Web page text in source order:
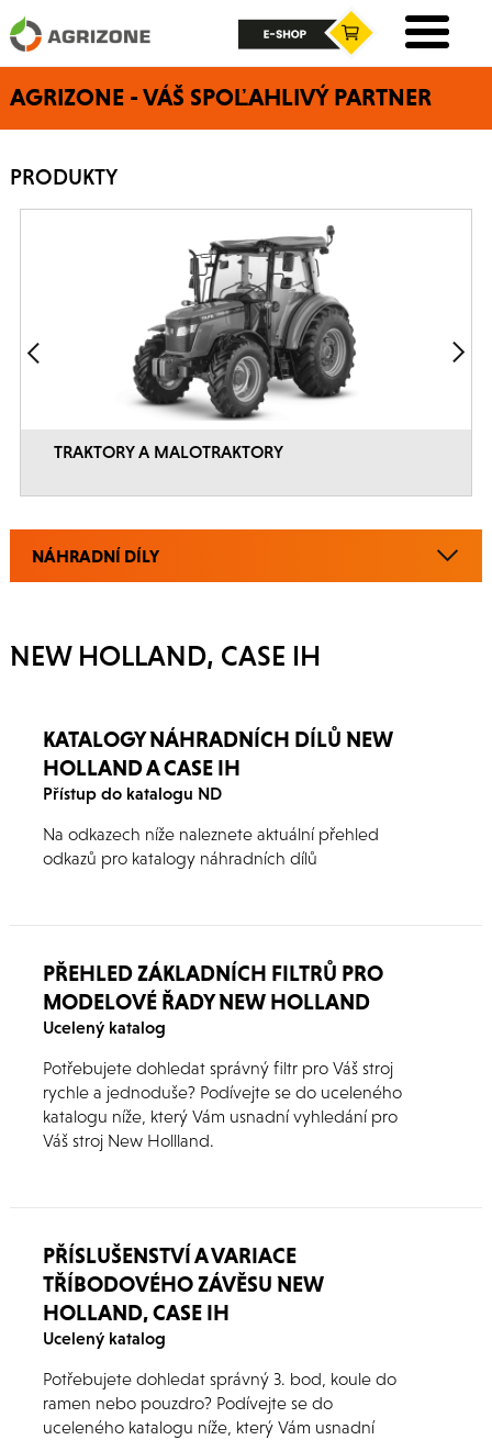
AGRIZONE - VÁŠ SPOĽAHLIVÝ PARTNER
PRODUKTY
TRAKTORY A MALOTRAKTORY
NÁHRADNÍ DÍLY
NEW HOLLAND, CASE IH
KATALOGY NÁHRADNÍCH DÍLŮ NEW
HOLLAND A CASE IH
Přístup do katalogu ND
Na odkazech níže naleznete aktuální přehled
odkazů pro katalogy náhradních dílů
PŘEHLED ZÁKLADNÍCH FILTRŮ PRO
MODELOVÉ ŘADY NEW HOLLAND
Ucelený katalog
Potřebujete dohledat správný filtr pro Váš stroj
rychle a jednoduše? Podívejte se do uceleného
katalogu níže, který Vám usnadní vyhledání pro
Váš stroj New Hollland.
PŘÍSLUŠENSTVÍ A VARIACE
TŘÍBODOVÉHO ZÁVĚSU NEW
HOLLAND, CASE IH
Ucelený katalog
Potřebujete dohledat správný 3. bod, koule do
ramen nebo pouzdro? Podívejte se do
uceleného katalogu níže, který Vám usnadní